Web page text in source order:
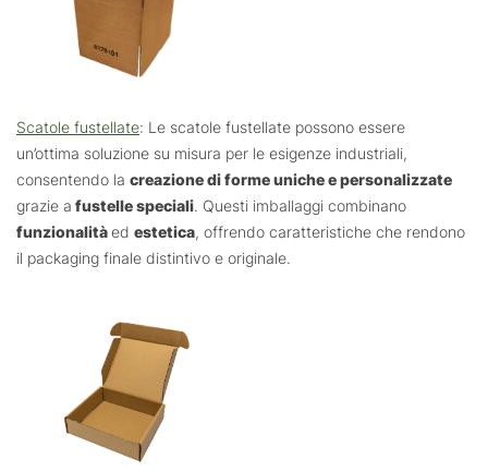
Scatole fustellate: Le scatole fustellate possono essere
un’ottima soluzione su misura per le esigenze industriali,
consentendo la creazione di forme uniche e personalizzate
grazie a fustelle speciali. Questi imballaggi combinano
funzionalitàed estetica, offrendo caratteristiche che rendono
il packaging finale distintivo e originale.